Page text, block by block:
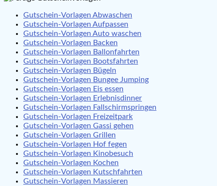
Gutschein-Vorlagen Abwaschen
Gutschein-Vorlagen Aufpassen
Gutschein-Vorlagen Auto waschen
Gutschein-Vorlagen Backen
Gutschein-Vorlagen Ballonfahrten
Gutschein-Vorlagen Bootsfahrten
Gutschein-Vorlagen Bügeln
Gutschein-Vorlagen Bungee Jumping
Gutschein-Vorlagen Eis essen
Gutschein-Vorlagen Erlebnisdinner
Gutschein-Vorlagen Fallschirmspringen
Gutschein-Vorlagen Freizeitpark
Gutschein-Vorlagen Gassi gehen
Gutschein-Vorlagen Grillen
Gutschein-Vorlagen Hof fegen
Gutschein-Vorlagen Kinobesuch
Gutschein-Vorlagen Kochen
Gutschein-Vorlagen Kutschfahrten
Gutschein-Vorlagen Massieren